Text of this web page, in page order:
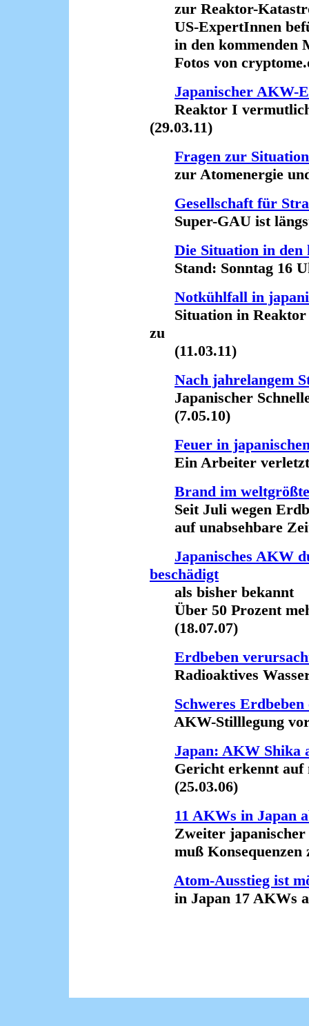
zur Reaktor-
US-ExpertInnen
in den kommenden
Fotos von
Japanischer AKW-
Reaktor I vermutlich
(29.03.11)
Fragen zur
zur Atomenergie und
Gesellschaft für
Super-GAU ist
Die Situation in
Stand: Sonntag 16
Notkühlfall in
Situation in Reaktor
zu
(11.03.11)
Nach jahrelangem
Japanischer
(7.05.10)
Feuer in
Ein Arbeiter verletzt
Brand im
Seit Juli wegen
auf unabsehbare Zeit
Japanisches AKW
beschädigt
als bisher bekannt
Über 50 Prozent
(18.07.07)
Erdbeben
Radioaktives Wasser
Schweres
AKW-Stilllegung vor
Japan: AKW Shika
Gericht erkennt auf
(25.03.06)
11 AKWs in Japan
Zweiter japanischer
muß Konsequenzen
Atom-Ausstieg ist
in Japan 17 AKWs